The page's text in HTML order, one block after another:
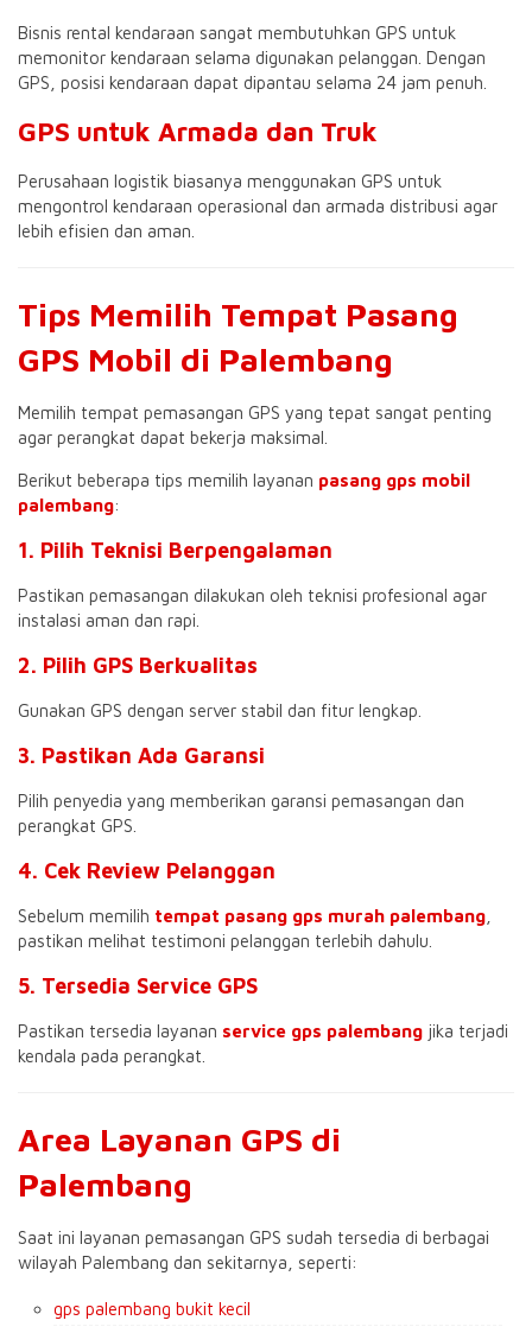
Bisnis rental kendaraan sangat membutuhkan GPS untuk
memonitor kendaraan selama digunakan pelanggan. Dengan
GPS, posisi kendaraan dapat dipantau selama 24 jam penuh.
GPS untuk Armada dan Truk
Perusahaan logistik biasanya menggunakan GPS untuk
mengontrol kendaraan operasional dan armada distribusi agar
lebih efisien dan aman.
Tips Memilih Tempat Pasang
GPS Mobil di Palembang
Memilih tempat pemasangan GPS yang tepat sangat penting
agar perangkat dapat bekerja maksimal.
Berikut beberapa tips memilih layanan pasang gps mobil
palembang:
1. Pilih Teknisi Berpengalaman
Pastikan pemasangan dilakukan oleh teknisi profesional agar
instalasi aman dan rapi.
2. Pilih GPS Berkualitas
Gunakan GPS dengan server stabil dan fitur lengkap.
3. Pastikan Ada Garansi
Pilih penyedia yang memberikan garansi pemasangan dan
perangkat GPS.
4. Cek Review Pelanggan
Sebelum memilih tempat pasang gps murah palembang
pastikan melihat testimoni pelanggan terlebih dahulu.
5. Tersedia Service GPS
Pastikan tersedia layanan service gps palembang jika terjadi
kendala pada perangkat.
Area Layanan GPS di
Palembang
Saat ini layanan pemasangan GPS sudah tersedia di berbagai
wilayah Palembang dan sekitarnya, seperti:
gps palembang bukit kecil